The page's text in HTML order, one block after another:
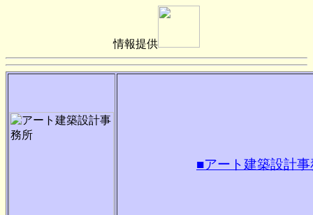
情報提供
■アート建築設計